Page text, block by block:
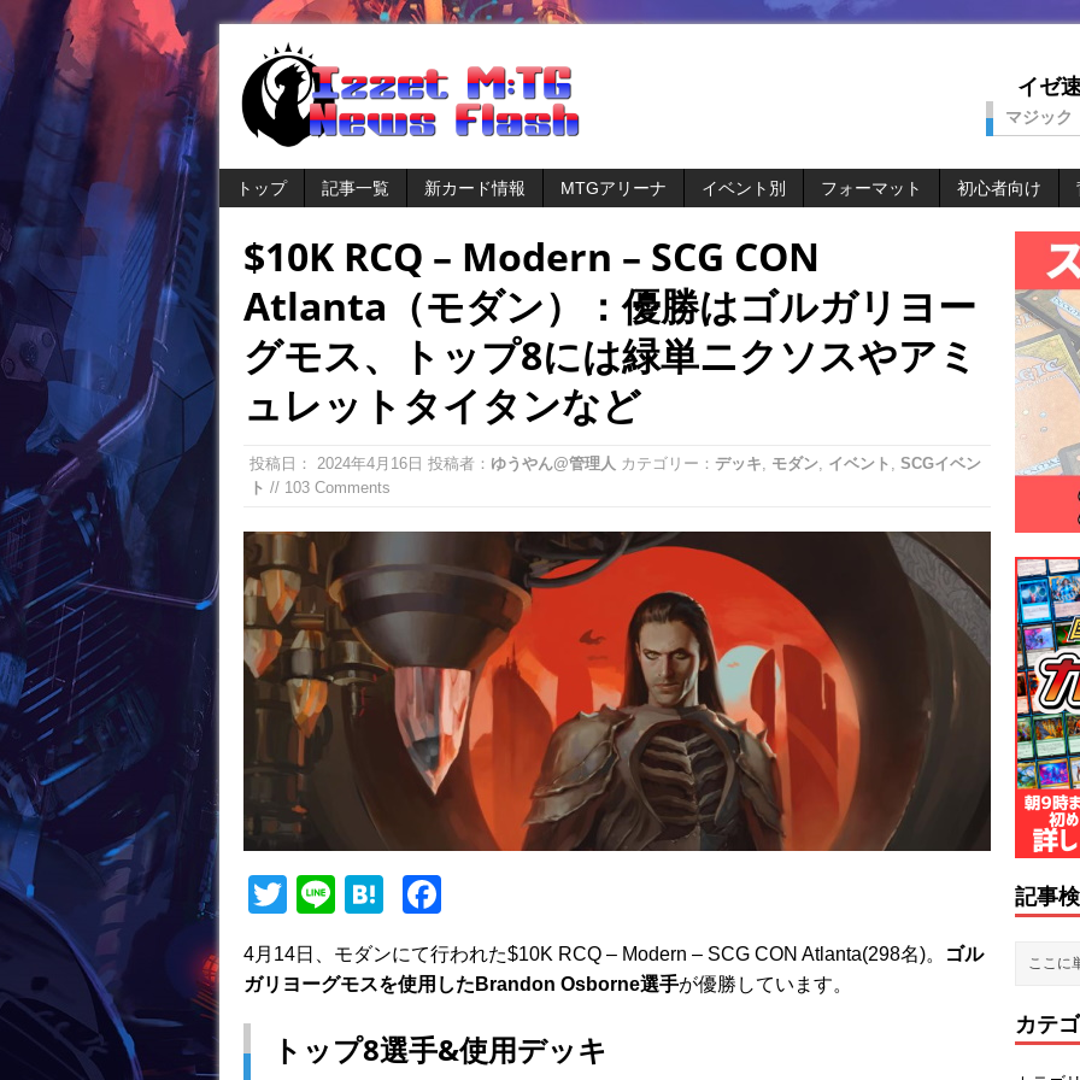
イゼ
マジック
トップ 記事一覧 新カード情報 MTGアリーナ イベント別 フォーマット 初心者向け
$10K RCQ – Modern – SCG CON
Atlanta（モダン）：優勝はゴルガリヨー
グモス、トップ8には緑単ニクソスやアミ
ュレットタイタンなど
投稿日： 2024年4月16日 投稿者： ゆうやん@管理人 カテゴリー： デッキ, モダン, イベント , SCGイベン
ト // 103 Comments
T
itt
Li
e
H
e
a
c
b
4月14日、モダンにて行われた$10K RCQ – Modern – SCG CON Atlanta(298名)。
ゴル
ガリヨーグモスを使用したBrandon Osborne選手が優勝しています。
トップ8選手&使用デッキ
記事
カテ